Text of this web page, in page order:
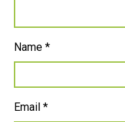
Name *
Email *